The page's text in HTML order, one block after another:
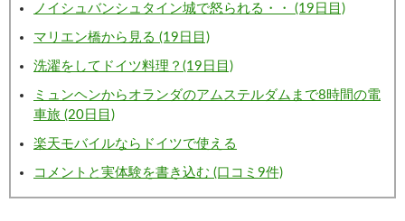
ノイシュバンシュタイン城で怒られる・・ (19日目)
マリエン橋から見る (19日目)
洗濯をしてドイツ料理？(19日目)
ミュンヘンからオランダのアムステルダムまで8時間の電
車旅 (20日目)
楽天モバイルならドイツで使える
コメントと実体験を書き込む (口コミ9件)